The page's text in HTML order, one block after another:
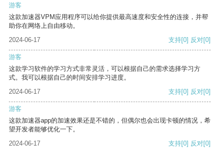
游客
这款加速器VPM应用程序可以给你提供最高速度和安全性的连接，并帮
助你在网络上自由移动。
2024-06-17
支持[0] 反对[0]
游客
这款学习软件的学习方式非常灵活，可以根据自己的需求选择学习方
式。我可以根据自己的时间安排学习进度。
2024-06-17
支持[0] 反对[0]
游客
这款加速器app的加速效果还是不错的，但偶尔也会出现卡顿的情况，希
望开发者能够优化一下。
2024-06-17
支持[0] 反对[0]